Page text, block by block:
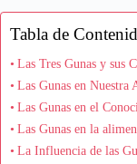
Tabla de
Las Tres Gunas y sus
Las Gunas en Nuestra
Las Gunas en el
Las Gunas en la
La Influencia de las